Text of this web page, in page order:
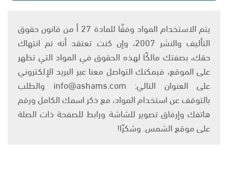
يتم الاستخدام المواد وفقًا للمادة 27 أ من قانون حقوق
التأليف والنشر 2007، وإن كنت تعتقد أنه تم انتهاك
حقك، بصفتك مالكًا لهذه الحقوق في المواد التي تظهر
على الموقع، فيمكنك التواصل معنا عبر البريد الإلكتروني
على العنوان التالي: info@ashams.com والطلب
بالتوقف عن استخدام المواد، مع ذكر اسمك الكامل ورقم
هاتفك وإرفاق تصوير للشاشة ورابط للصفحة ذات الصلة
على موقع الشمس. وشكرًا!